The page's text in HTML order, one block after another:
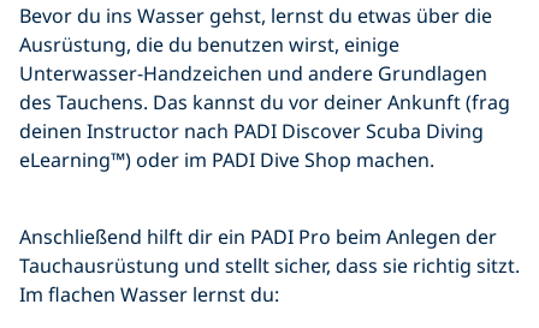
Bevor du ins Wasser gehst, lernst du etwas über die
Ausrüstung, die du benutzen wirst, einige
Unterwasser-Handzeichen und andere Grundlagen
des Tauchens. Das kannst du vor deiner Ankunft (frag
deinen Instructor nach PADI Discover Scuba Diving
eLearning™) oder im PADI Dive Shop machen.
Anschließend hilft dir ein PADI Pro beim Anlegen der
Tauchausrüstung und stellt sicher, dass sie richtig sitzt.
Im flachen Wasser lernst du: